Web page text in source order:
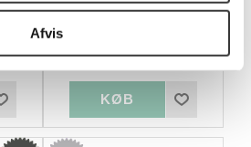
AfvisForma spisebordsstol
1.999,00 DKK